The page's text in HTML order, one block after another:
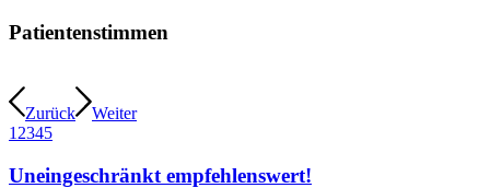
Patientenstimmen
Zurück
Weiter
1 2345
Uneingeschränkt empfehlenswert!